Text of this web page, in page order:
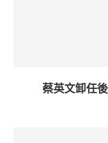
蔡英文卸任